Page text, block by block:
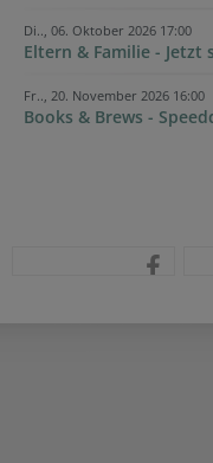
Di.., 06. Oktober 2026 17:00
Eltern & Familie -
Fr.., 20. November 2026 16:00
Books & Brews -